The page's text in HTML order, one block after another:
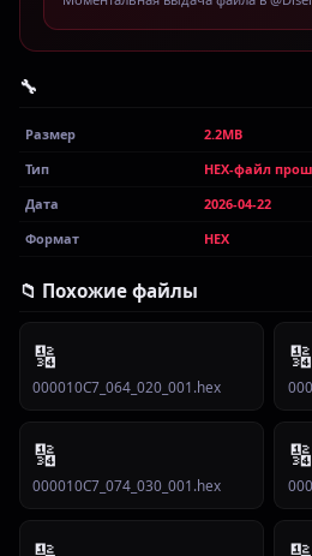
🔧
Размер
2.2MB
Тип
HEX-файл
Дата
2026-04-22
Формат
HEX
📁 Похожие файлы
🔢
000010C7_064_020_001.hex
🔢
🔢
000010C7_074_030_001.hex
🔢